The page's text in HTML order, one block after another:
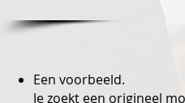
Een voorbeeld.
Je zoekt een origineel